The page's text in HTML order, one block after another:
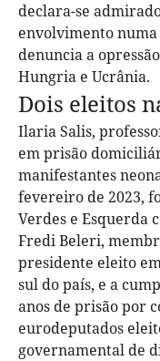
declara-se
envolvimento
denuncia a
Hungria e Ucrânia.
Dois eleitos
Ilaria Salis,
em prisão
manifestantes
fevereiro de 2023,
Verdes e Esquerda
Fredi Beleri,
presidente eleito
sul do país, e a
anos de prisão por
eurodeputados
governamental de